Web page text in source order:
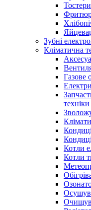
Тостери
Зубні
Кліматична
Газове
техніки
Котли
Котли